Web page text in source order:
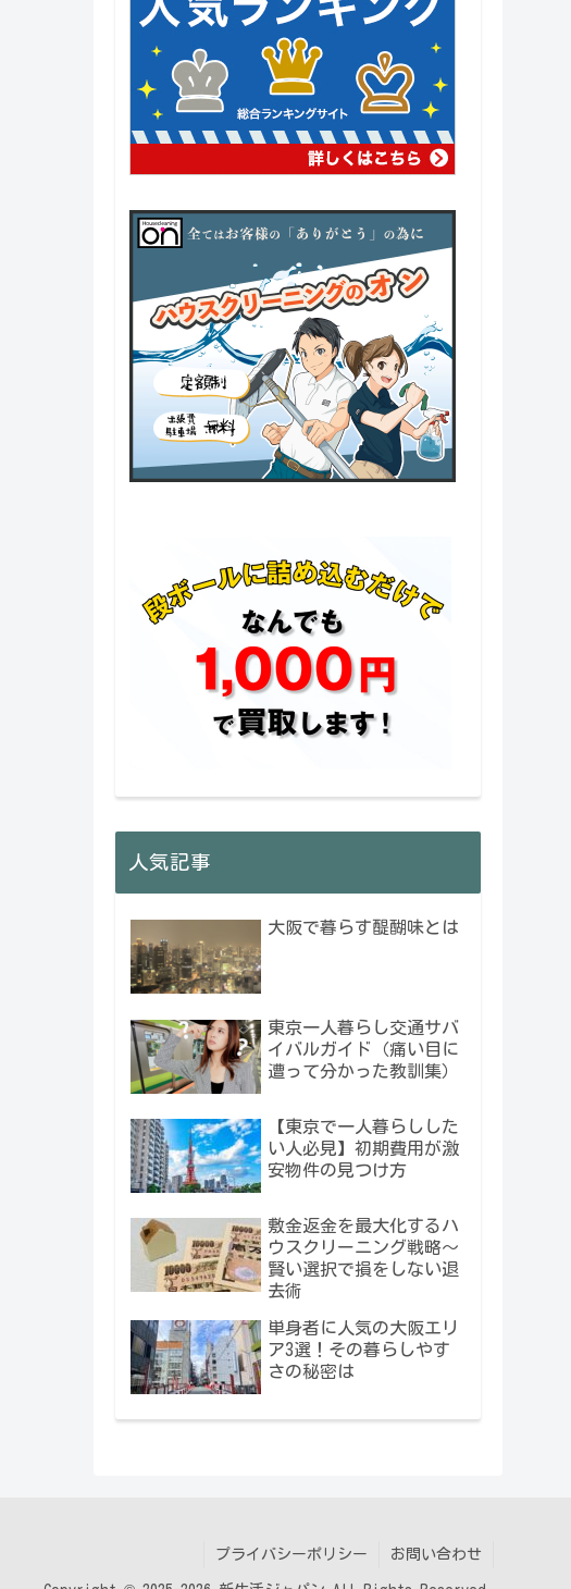
人気記事
大阪で暮らす醍醐味とは
東京一人暮らし交通サバ
イバルガイド（痛い目に
遭って分かった教訓集）
【東京で一人暮らしした
い人必見】初期費用が激
安物件の見つけ方
敷金返金を最大化するハ
ウスクリーニング戦略～
賢い選択で損をしない退
去術
単身者に人気の大阪エリ
ア3選！その暮らしやす
さの秘密は
プライバシーポリシー お問い合わせ